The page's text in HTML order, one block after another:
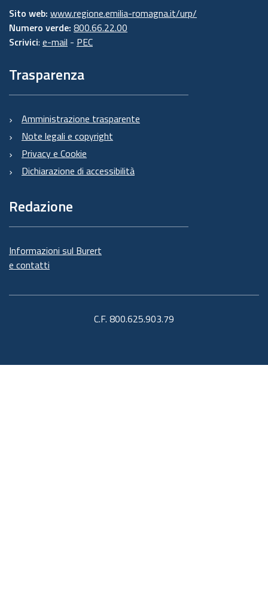
Sito web: www.regione.emilia-romagna.it/urp/
Numero verde: 800.66.22.00
Scrivici: e-mail - PEC
Trasparenza
Amministrazione trasparente
Note legali e copyright
Privacy e Cookie
Dichiarazione di accessibilità
Redazione
Informazioni sul Burert
e contatti
C.F. 800.625.903.79